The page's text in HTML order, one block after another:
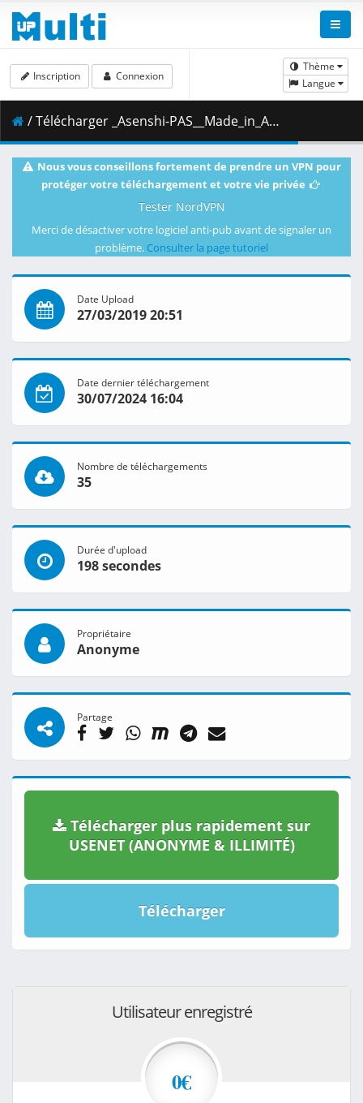
Thème
Langue
Inscription Connexion
/ Télécharger _Asenshi-PAS__Made_in_Abyss_-_13__BD_1080p_AAC___5571489C_.mkv.002 ( 492.11 MB )
Nous vous conseillons fortement de prendre un VPN pour
protéger votre téléchargement et votre vie privée
Tester NordVPN
Merci de désactiver votre logiciel anti-pub avant de signaler un
problème. Consulter la page tutoriel
Date Upload
27/03/2019 20:51
Date dernier téléchargement
30/07/2024 16:04
Nombre de téléchargements
35
Durée d'upload
198 secondes
Propriétaire
Anonyme
Partage
Télécharger plus rapidement sur
USENET (ANONYME & ILLIMITÉ)
Télécharger
Utilisateur enregistré
0€